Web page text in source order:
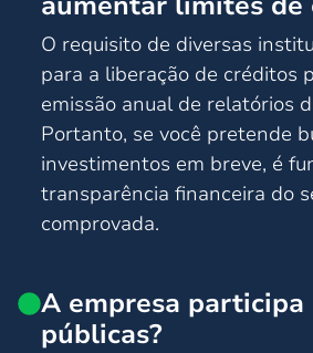
O requisito de diversas
para a liberação de créditos
emissão anual de relatórios
Portanto, se você pretende
investimentos em breve, é
transparência financeira do
comprovada.
A empresa
públicas?